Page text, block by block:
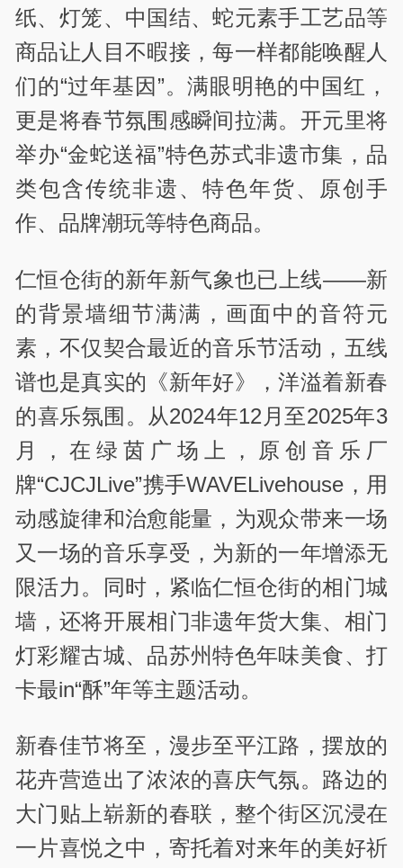
纸、灯笼、中国结、蛇元素手工艺品等
商品让人目不暇接，每一样都能唤醒人
们的“过年基因”。满眼明艳的中国红，
更是将春节氛围感瞬间拉满。开元里将
举办“金蛇送福”特色苏式非遗市集，品
类包含传统非遗、特色年货、原创手
作、品牌潮玩等特色商品。
仁恒仓街的新年新气象也已上线——新
的背景墙细节满满，画面中的音符元
素，不仅契合最近的音乐节活动，五线
谱也是真实的《新年好》，洋溢着新春
的喜乐氛围。从2024年12月至2025年3
月，在绿茵广场上，原创音乐厂
牌“CJCJLive”携手WAVELivehouse，用
动感旋律和治愈能量，为观众带来一场
又一场的音乐享受，为新的一年增添无
限活力。同时，紧临仁恒仓街的相门城
墙，还将开展相门非遗年货大集、相门
灯彩耀古城、品苏州特色年味美食、打
卡最in“酥”年等主题活动。
新春佳节将至，漫步至平江路，摆放的
花卉营造出了浓浓的喜庆气氛。路边的
大门贴上崭新的春联，整个街区沉浸在
一片喜悦之中，寄托着对来年的美好祈